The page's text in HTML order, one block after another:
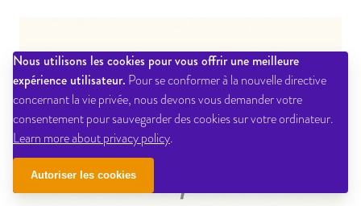
Nous utilisons les cookies pour vous offrir une meilleure
expérience utilisateur. Pour se conformer à la nouvelle directive
concernant la vie privée, nous devons vous demander votre
consentement pour sauvegarder des cookies sur votre ordinateur.
Learn more about privacy policy.
Autoriser les cookies